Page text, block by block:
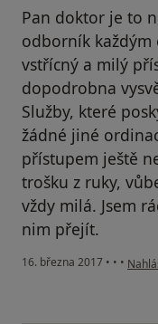
Pan doktor je to
odborník
vstřícný a milý
dopodrobna
Služby, které
žádné jiné
přístupem ještě
trošku z ruky,
vždy milá. Jsem
nim přejít.
16. března 2017 • • • podle